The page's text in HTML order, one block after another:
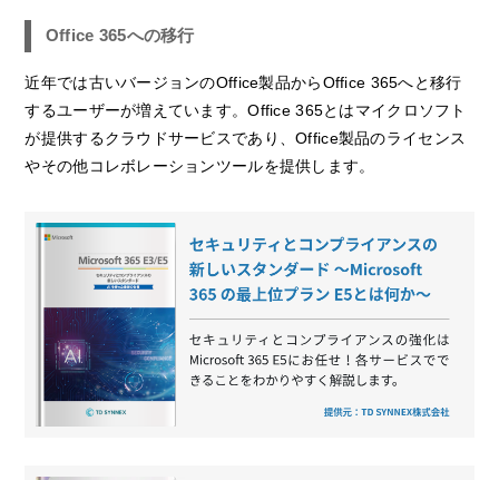
Office 365への移行
近年では古いバージョンのOffice製品からOffice 365へと移行
するユーザーが増えています。Office 365とはマイクロソフト
が提供するクラウドサービスであり、Office製品のライセンス
やその他コレボレーションツールを提供します。